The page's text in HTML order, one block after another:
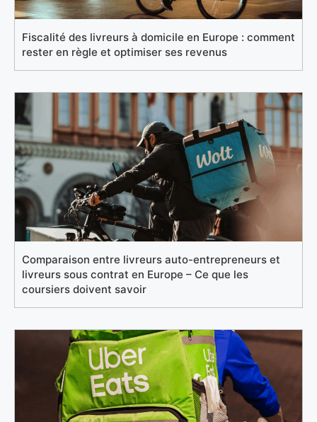
Fiscalité des livreurs à domicile en Europe : comment
rester en règle et optimiser ses revenus
Comparaison entre livreurs auto-entrepreneurs et
livreurs sous contrat en Europe – Ce que les
coursiers doivent savoir